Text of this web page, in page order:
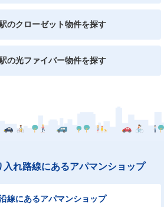
のクローゼット物件を探す
の光ファイバー物件を探す
入れ路線にあるアパマンショップ
線にあるアパマンショップ